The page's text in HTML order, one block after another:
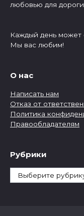
любовью для
Каждый день может
Мы вас любим!
О нас
Написать нам
Отказ от
Политика
Правообладателям
Рубрики
Рубрики